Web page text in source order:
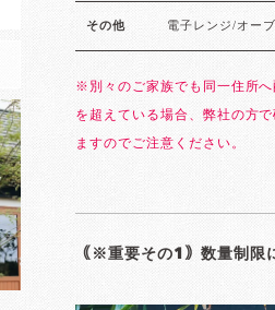
その他 電子レンジ/オー
※別々のご家族でも同一住所
を超えている場合、弊社の方
ますのでご注意ください。
｟※重要その1｠数量制限